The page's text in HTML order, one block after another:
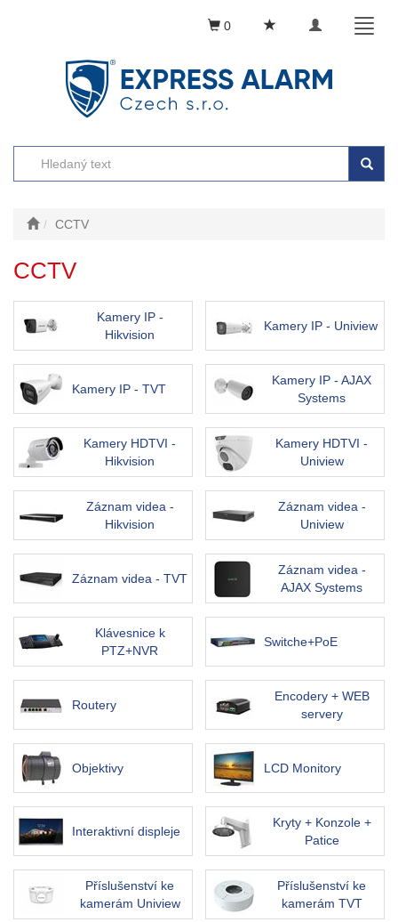
Toggle
0
CCTV
CCTV
Kamery IP -
Hikvision
Kamery IP - Uniview
Kamery IP - TVT
Kamery IP - AJAX
Systems
Kamery HDTVI -
Hikvision
Kamery HDTVI -
Uniview
Záznam videa -
Hikvision
Záznam videa -
Uniview
Záznam videa - TVT
Záznam videa -
AJAX Systems
Klávesnice k
PTZ+NVR
Switche+PoE
Routery
Encodery + WEB
servery
Objektivy LCD Monitory
Interaktivní displeje
Kryty + Konzole +
Patice
Příslušenství ke
kamerám Uniview
Příslušenství ke
kamerám TVT